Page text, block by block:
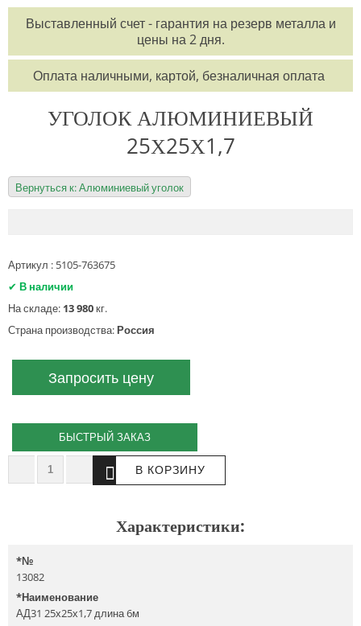
8 495 215-17-81,
8 800 555-57-68
или по электронной почте office@orisgroup.ru
БЕСПЛАТНЫЙ ЗАЕЗДна складскую территорию для клиентов "ТПК
Союз-Орис".
Выставленный счет - гарантия на резерв металла и
цены на 2 дня.
Оплата наличными, картой, безналичная оплата
УГОЛОК АЛЮМИНИЕВЫЙ
25Х25Х1,7
Вернуться к: Алюминиевый уголок
Артикул : 5105-763675
✔ В наличии
На складе: 13 980кг.
Страна производства:Россия
Запросить цену
БЫСТРЫЙ ЗАКАЗ
Характеристики:
*№
13082
*Наименование
АД31 25х25х1,7 длина 6м